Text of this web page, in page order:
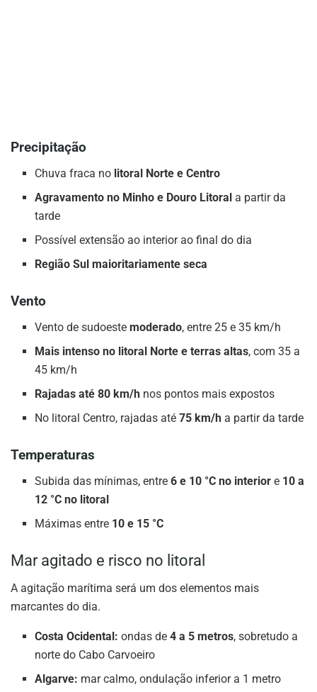
Precipitação
Chuva fraca no litoral Norte e Centro
Agravamento no Minho e Douro Litoral a partir da
tarde
Possível extensão ao interior ao final do dia
Região Sul maioritariamente seca
Vento
Vento de sudoestemoderado, entre 25 e 35 km/h
Mais intenso no litoral Norte e terras altas, com 35 a
45 km/h
Rajadas até 80 km/h nos pontos mais expostos
No litoral Centro, rajadas até75 km/h a partir da tarde
Temperaturas
Subida das mínimas, entre6 e 10 °C no interior e 10 a
12 °C no litoral
Máximas entre 10 e 15 °C
Mar agitado e risco no litoral
A agitação marítima será um dos elementos mais
marcantes do dia.
Costa Ocidental: ondas de4 a 5 metros, sobretudo a
norte do Cabo Carvoeiro
Algarve: mar calmo, ondulação inferior a 1 metro